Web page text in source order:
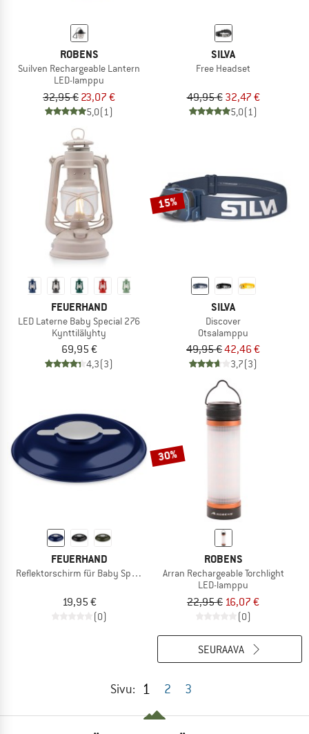
ROBENS
Suilven Rechargeable Lantern
LED-lamppu
32,95 € 23,07 €
5,0(1)
SILVA
Free Headset
49,95 € 32,47 €
5,0(1)
FEUERHAND
LED Laterne Baby Special 276
Kynttilälyhty
69,95 €
4,3(3)
15%
SILVA
Discover
Otsalamppu
49,95 €42,46 €
3,7(3)
FEUERHAND
Reflektorschirm für Baby Special 276
19,95 €
(0)
30%
ROBENS
Arran Rechargeable Torchlight
LED-lamppu
22,95 € 16,07 €
(0)
Sivu: 1 2 3
SEURAAVA